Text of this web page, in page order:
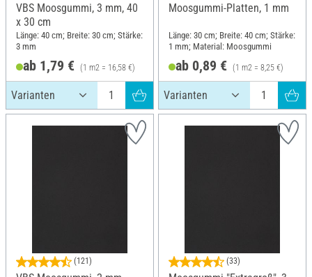
VBS Moosgummi, 3 mm, 40
x 30 cm
Länge: 40 cm; Breite: 30 cm; Stärke:
3 mm
ab 1,79 € (1 m2 = 16,58 €)
Moosgummi-Platten, 1 mm
Länge: 30 cm; Breite: 40 cm; Stärke:
1 mm; Material: Moosgummi
ab 0,89 € (1 m2 = 8,25 €)
(121) (33)